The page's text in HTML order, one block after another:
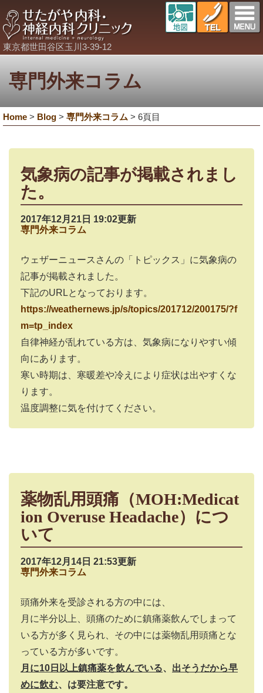
東京都世田谷区玉川3-39-12
専門外来コラム
Home > Blog > 専門外来コラム > 6頁目
気象病の記事が掲載されまし
た。
2017年12月21日 19:02更新
専門外来コラム
ウェザーニュースさんの「トピックス」に気象病の
記事が掲載されました。
下記のURLとなっております。
https://weathernews.jp/s/topics/201712/200175/?f
m=tp_index
自律神経が乱れている方は、気象病になりやすい傾
向にあります。
寒い時期は、寒暖差や冷えにより症状は出やすくな
ります。
温度調整に気を付けてください。
薬物乱用頭痛（MOH:Medicat
ion Overuse Headache）につ
いて
2017年12月14日 21:53更新
専門外来コラム
頭痛外来を受診される方の中には、
月に半分以上、頭痛のために鎮痛薬飲んでしまって
いる方が多く見られ、その中には薬物乱用頭痛とな
っている方が多いです。
月に10日以上鎮痛薬を飲んでいる、 出そうだから早
めに飲む、は要注意です。